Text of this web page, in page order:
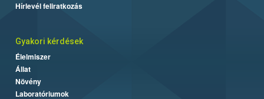
Hírlevél feliratkozás
Gyakori kérdések
Élelmiszer
Állat
Növény
Laboratóriumok